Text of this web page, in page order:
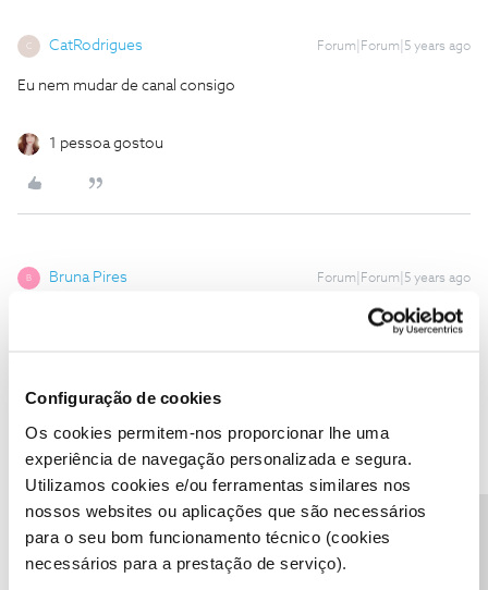
Configuração de cookies
Os cookies permitem-nos proporcionar lhe uma
experiência de navegação personalizada e segura.
Utilizamos cookies e/ou ferramentas similares nos
nossos websites ou aplicações que são necessários
para o seu bom funcionamento técnico (cookies
necessários para a prestação de serviço).
C CatRodrigues Forum|Forum|5 years ago
Eu nem mudar de canal consigo
1 pessoa gostou
B Bruna Pires Forum|Forum|5 years ago
Boa noite, pelo que percebi não sou a unica com este problema e
percebo o que está a acontecer, tenho net, o router está a
funcionar e a tv insiste para que verifique a conectividade ao
router e o cabo de rede. O erro ID E06 persiste depois de tantas
tentativas de resoluçao do problema.